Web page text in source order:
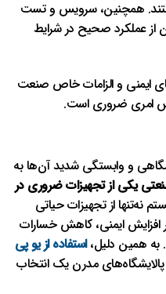
همچنین، سرویس و تست
از عملکرد صحیح در شرایط
ایمنی و الزامات خاص صنعت
امری ضروری است.
و وابستگی شدید آن‌ها به
یکی از تجهیزات ضروری در
نه‌تنها از تجهیزات حیاتی
ایمنی، کاهش خسارات
به همین دلیل،استفاده از یو پی
مدرن یک انتخاب